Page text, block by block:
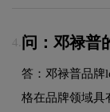
4. 问：邓禄普
答：邓禄普品牌
格在品牌领域具